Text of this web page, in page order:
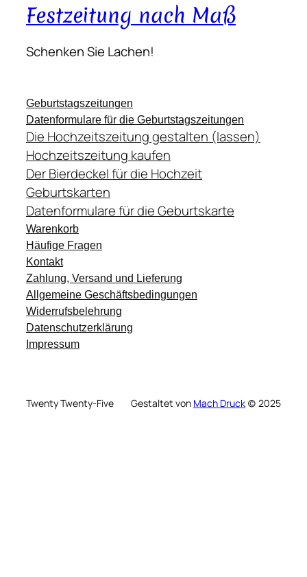
Festzeitung nach Maß
Schenken Sie Lachen!
Geburtstagszeitungen
Datenformulare für die Geburtstagszeitungen
Die Hochzeitszeitung gestalten (lassen)
Hochzeitszeitung kaufen
Der Bierdeckel für die Hochzeit
Geburtskarten
Datenformulare für die Geburtskarte
Warenkorb
Häufige Fragen
Kontakt
Zahlung, Versand und Lieferung
Allgemeine Geschäftsbedingungen
Widerrufsbelehrung
Datenschutzerklärung
Impressum
Twenty Twenty-Five Gestaltet von Mach Druck (c) 2025